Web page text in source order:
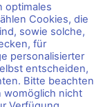
FAQ
optimales
Cookies, die
sowie solche,
für
personalisierter
entscheiden,
Bitte beachten
womöglich nicht